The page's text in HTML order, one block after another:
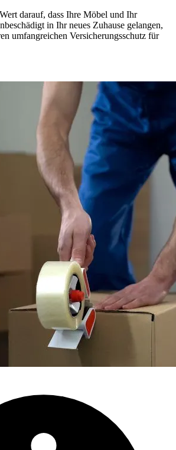
darauf, dass Ihre Möbel und Ihr
in Ihr neues Zuhause gelangen,
umfangreichen Versicherungsschutz für